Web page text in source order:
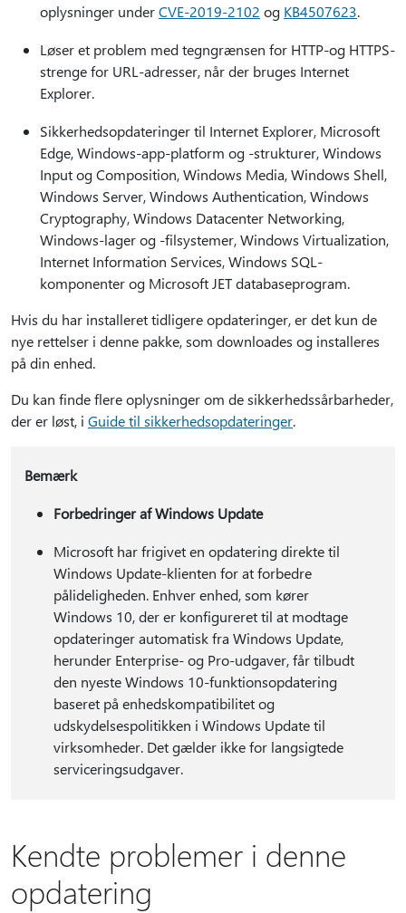
oplysninger underCVE-2019-2102 og KB4507623.
Løser et problem med tegngrænsen for HTTP-og HTTPS-
strenge for URL-adresser, når der bruges Internet
Explorer.
Sikkerhedsopdateringer til Internet Explorer, Microsoft
Edge, Windows-app-platform og -strukturer, Windows
Input og Composition, Windows Media, Windows Shell,
Windows Server, Windows Authentication, Windows
Cryptography, Windows Datacenter Networking,
Windows-lager og -filsystemer, Windows Virtualization,
Internet Information Services, Windows SQL-
komponenter og Microsoft JET databaseprogram.
Hvis du har installeret tidligere opdateringer, er det kun de
nye rettelser i denne pakke, som downloades og installeres
på din enhed.
Du kan finde flere oplysninger om de sikkerhedssårbarheder,
der er løst, i Guide til sikkerhedsopdateringer.
Bemærk
Forbedringer af Windows Update
Microsoft har frigivet en opdatering direkte til
Windows Update-klienten for at forbedre
pålideligheden. Enhver enhed, som kører
Windows 10, der er konfigureret til at modtage
opdateringer automatisk fra Windows Update,
herunder Enterprise- og Pro-udgaver, får tilbudt
den nyeste Windows 10-funktionsopdatering
baseret på enhedskompatibilitet og
udskydelsespolitikken i Windows Update til
virksomheder. Det gælder ikke for langsigtede
serviceringsudgaver.
Kendte problemer i denne
opdatering